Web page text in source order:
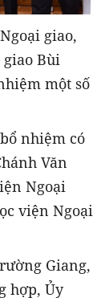
giao,
Bùi
một số
nhiệm có
Văn
Ngoại
viện Ngoại
Giang,
hợp, Ủy